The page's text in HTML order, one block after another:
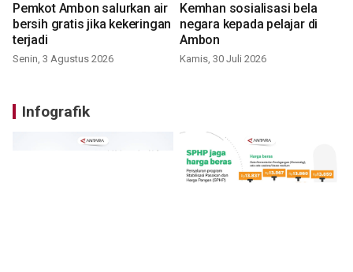
Pemkot Ambon salurkan air
bersih gratis jika kekeringan
terjadi
Senin, 3 Agustus 2026
Kemhan sosialisasi bela
negara kepada pelajar di
Ambon
Kamis, 30 Juli 2026
Infografik